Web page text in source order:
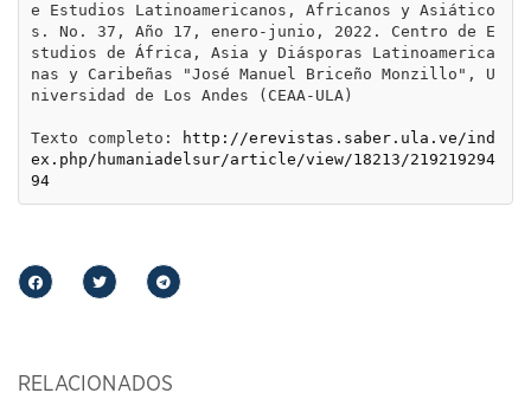
e Estudios Latinoamericanos, Africanos y Asiático
s. No. 37, Año 17, enero-junio, 2022. Centro de E
studios de África, Asia y Diásporas Latinoamerica
nas y Caribeñas "José Manuel Briceño Monzillo", U
niversidad de Los Andes (CEAA-ULA)
Texto completo:
http://erevistas.saber.ula.ve/ind
ex.php/humaniadelsur/article/view/18213/219219294
94
RELACIONADOS